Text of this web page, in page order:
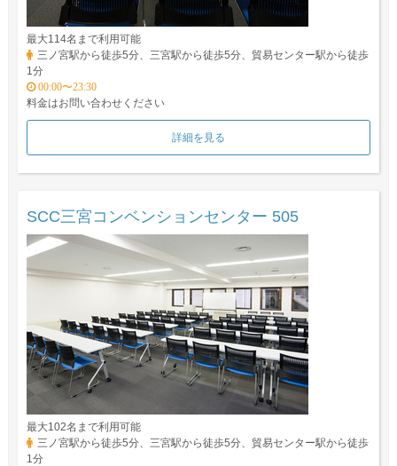
最大114名まで利用可能
三ノ宮駅から徒歩5分、三宮駅から徒歩5分、貿易センター駅から徒歩
1分
00:00〜23:30
料金はお問い合わせください
詳細を見る
SCC三宮コンベンションセンター 505
最大102名まで利用可能
三ノ宮駅から徒歩5分、三宮駅から徒歩5分、貿易センター駅から徒歩
1分